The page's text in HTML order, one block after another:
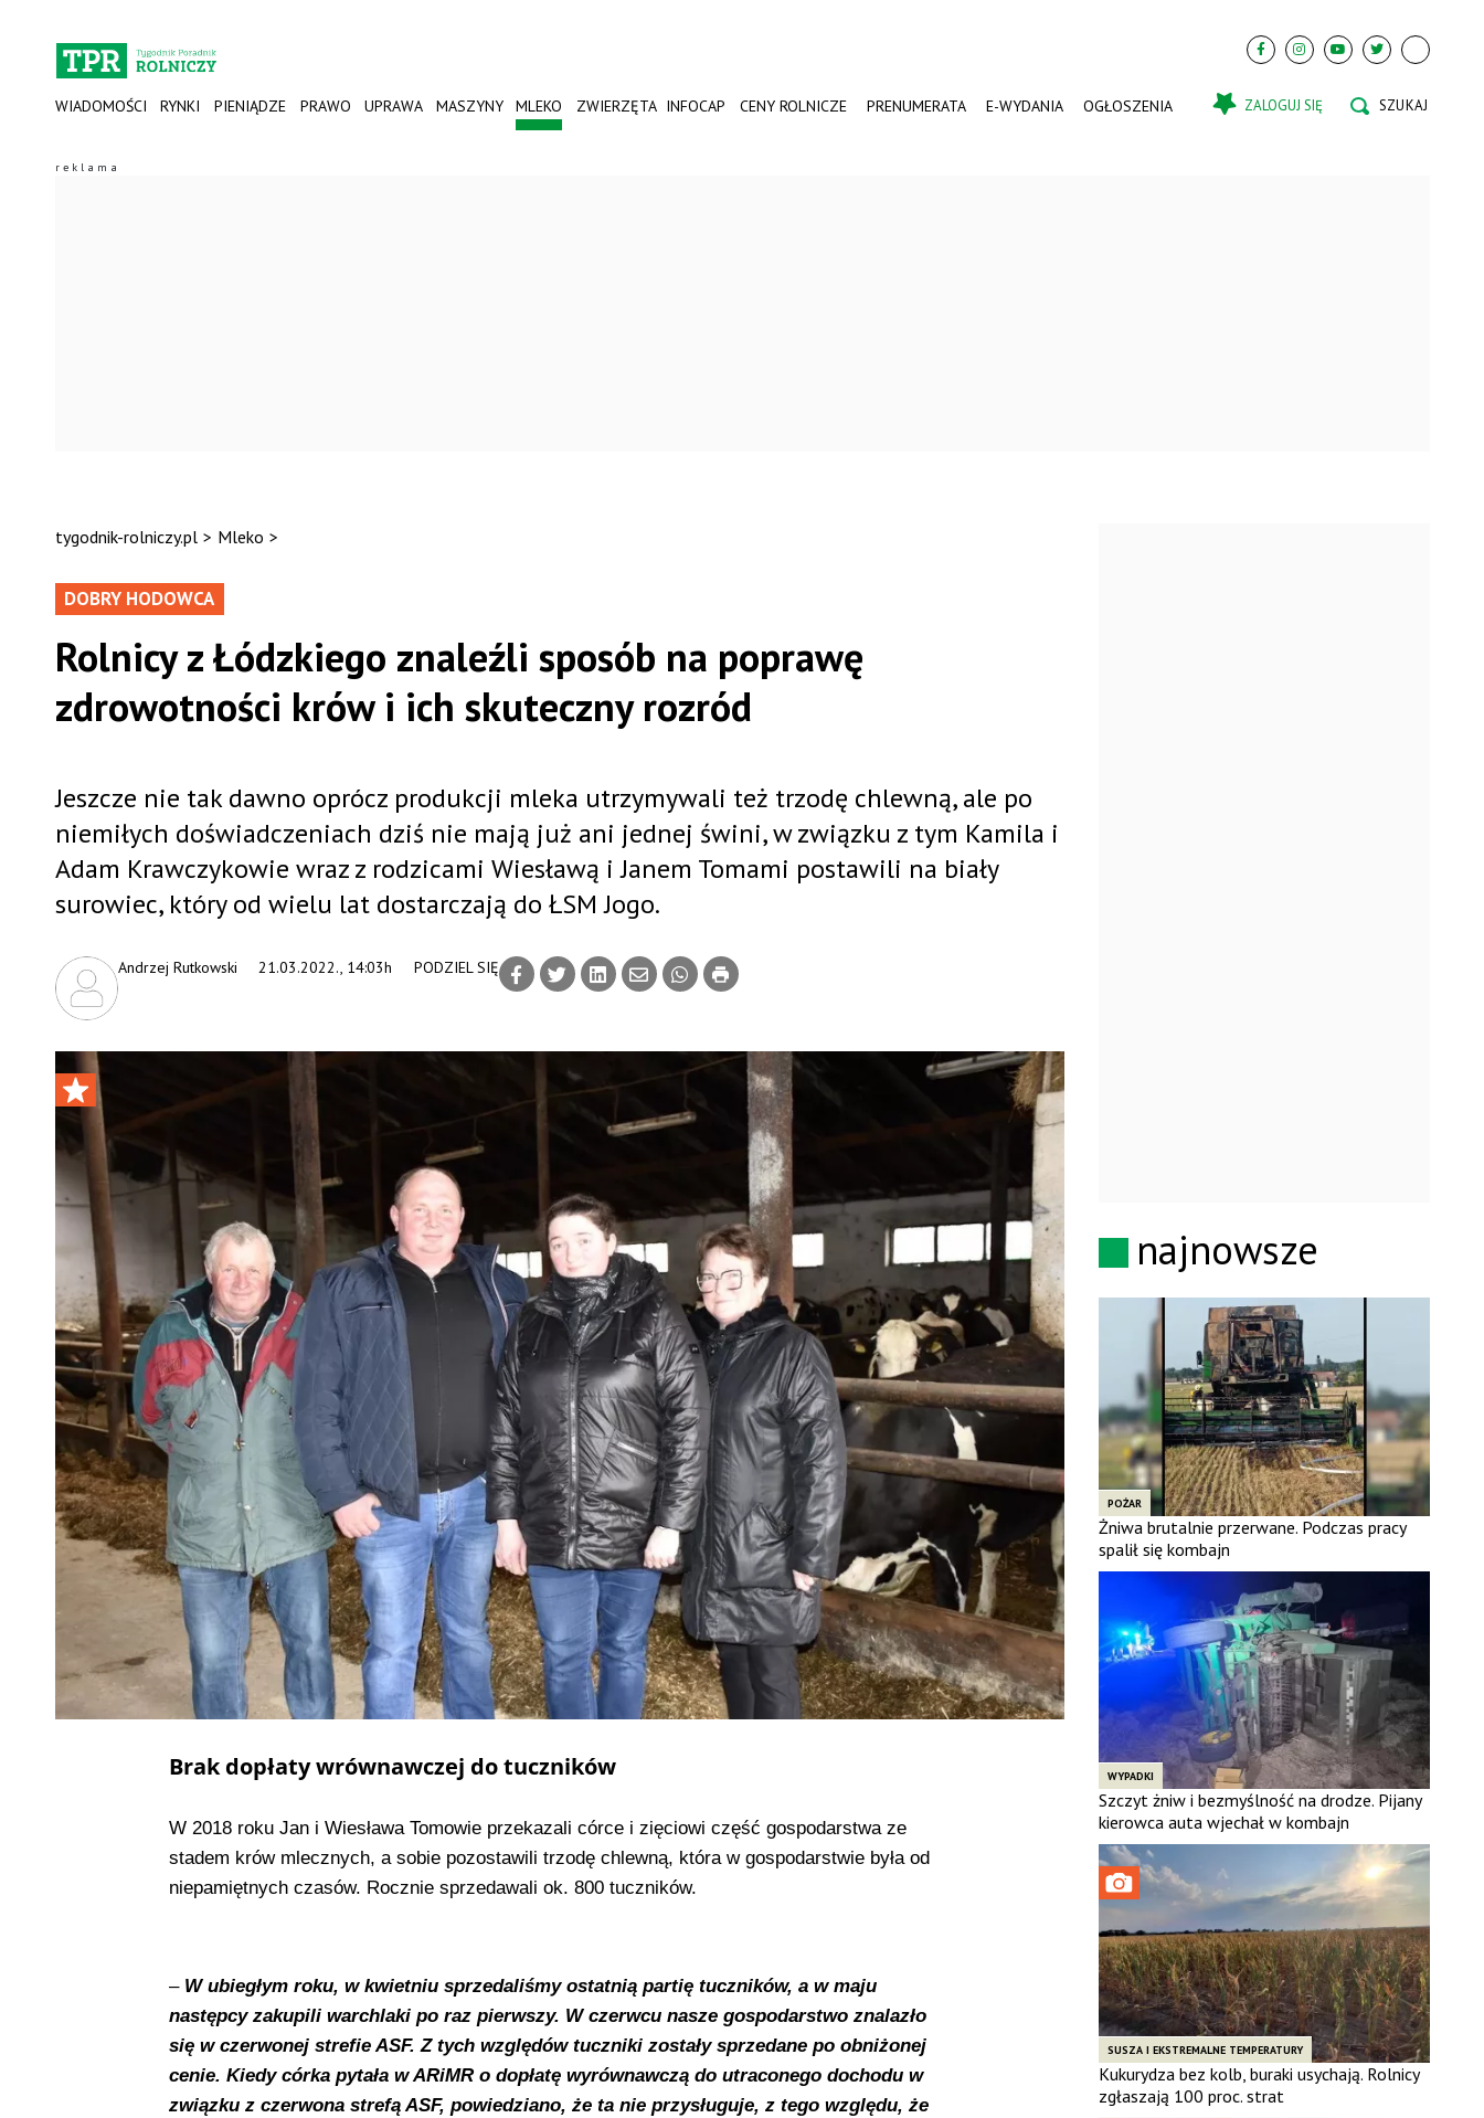
WIADOMOŚCI RYNKI PIENIĄDZE PRAWO UPRAWA MASZYNY MLEKO ZWIERZĘTA INFOCAP CENY ROLNICZE PRENUMERATA E-WYDANIA OGŁOSZENIA ZALOGUJ SIĘ
tygodnik-rolniczy.pl > Mleko >
DOBRY HODOWCA
Rolnicy z Łódzkiego znaleźli sposób na poprawę
zdrowotności krów i ich skuteczny rozród
21.03.2022., 14:03h
Andrzej Rutkowski PODZIEL SIĘ
Jeszcze nie tak dawno oprócz produkcji mleka utrzymywali też trzodę chlewną, ale po
niemiłych doświadczeniach dziś nie mają już ani jednej świni, w związku z tym Kamila i
Adam Krawczykowie wraz z rodzicami Wiesławą i Janem Tomami postawili na biały
surowiec, który od wielu lat dostarczają do ŁSM Jogo.
Brak dopłaty wrównawczej do tuczników
W 2018 roku Jan i Wiesława Tomowie przekazali córce i zięciowi część gospodarstwa ze
stadem krów mlecznych, a sobie pozostawili trzodę chlewną, która w gospodarstwie była od
niepamiętnych czasów. Rocznie sprzedawali ok. 800 tuczników.
– W ubiegłym roku, w kwietniu sprzedaliśmy ostatnią partię tuczników, a w maju
następcy zakupili warchlaki po raz pierwszy. W czerwcu nasze gospodarstwo znalazło
się w czerwonej strefie ASF. Z tych względów tuczniki zostały sprzedane po obniżonej
cenie. Kiedy córka pytała w ARiMR o dopłatę wyrównawczą do utraconego dochodu w
związku z czerwona strefą ASF, powiedziano, że ta nie przysługuje, z tego względu, że
najnowsze
POŻAR
Żniwa brutalnie przerwane. Podczas pracy
spalił się kombajn
WYPADKI
Szczyt żniw i bezmyślność na drodze. Pijany
kierowca auta wjechał w kombajn
SUSZA I EKSTREMALNE TEMPERATURY
Kukurydza bez kolb, buraki usychają. Rolnicy
zgłaszają 100 proc. strat